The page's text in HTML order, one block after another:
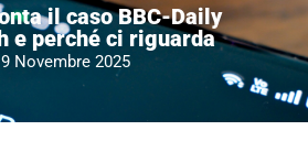
il caso BBC-Daily
e perché ci riguarda
Novembre 2025